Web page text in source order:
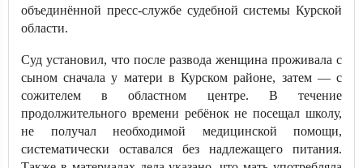
объединённой пресс-службе судебной системы Курской
области.
Суд установил, что после развода женщина проживала с
сыном сначала у матери в Курском районе, затем — с
сожителем в областном центре. В течение
продолжительного времени ребёнок не посещал школу,
не получал необходимой медицинской помощи,
систематически оставался без надлежащего питания.